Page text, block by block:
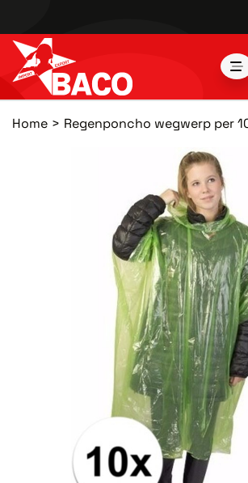
Home Regenponcho wegwerp per